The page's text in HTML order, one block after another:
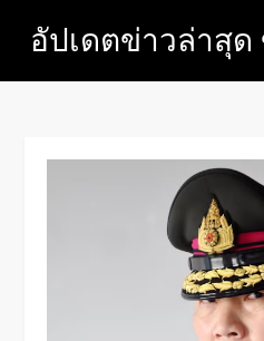
content
อัปเดตข่าวล่าสุ